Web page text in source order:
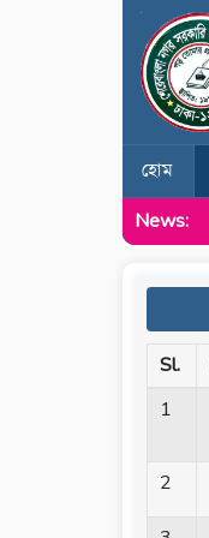
হোম
News:
Sl.
1
2